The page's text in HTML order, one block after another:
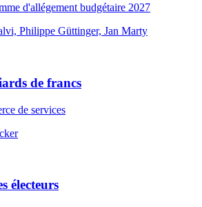
d'allégement budgétaire 2027
Philippe Güttinger, Jan Marty
de francs
de services
électeurs